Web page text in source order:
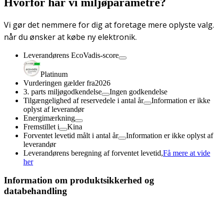
Vi gør det nemmere for dig at foretage mere oplyste valg.
når du ønsker at købe ny elektronik.
Leverandørens EcoVadis-score
Platinum
Vurderingen gælder fra2026
3. parts miljøgodkendelse
Ingen godkendelse
Tilgængelighed af reservedele i antal år
Information er ikke
oplyst af leverandør
Energimærkning
Fremstillet i
Kina
Forventet levetid målt i antal år
Information er ikke oplyst af
leverandør
Leverandørens beregning af forventet levetid,Få mere at vide
her
Information om produktsikkerhed og
databehandling